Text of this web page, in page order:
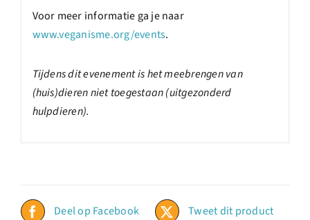
Voor meer informatie ga je naar
www.veganisme.org/events.
Tijdens dit evenement is het meebrengen van
(huis)dieren niet toegestaan (uitgezonderd
hulpdieren).
Deel op Facebook Tweet dit product